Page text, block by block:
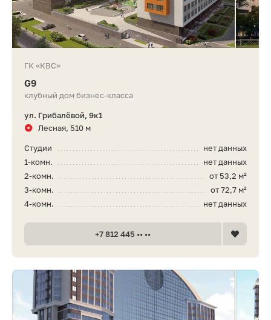
ГК «КВС»
G9
клубный дом бизнес-класса
ул. Грибалёвой, 9к1
Лесная, 510 м
нет данных
Студии
нет данных
1-комн.
от 53,2 м²
2-комн.
от 72,7 м²
3-комн.
нет данных
4-комн.
+7 812 445 •• ••